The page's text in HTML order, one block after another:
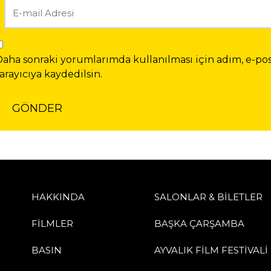
sonraki yorumlarımda kullanılması için adım, e-
kaydedilsin.
HAKKINDA SALONLAR & BİLETLER
FİLMLER BAŞKA ÇARŞAMBA
BASIN AYVALIK FİLM FESTİVALİ